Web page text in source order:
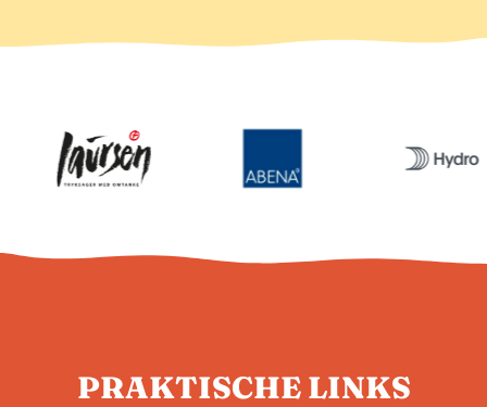
PRAKTISCHE LINKS